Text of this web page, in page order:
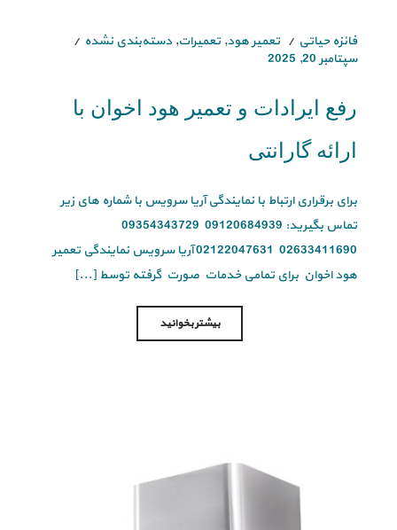
فائزه حیاتی تعمیر هود, تعمیرات, دسته‌بندی نشده
سپتامبر 20, 2025
رفع ایرادات و تعمیر هود اخوان با
ارائه گارانتی
برای برقراری ارتباط با نمایندگی آریا سرویس با شماره های زیر
02633411690 02122047631 آریا سرویس نمایندگی تعمیر
هود اخوان برای تمامی خدمات صورت گرفته توسط [...]
بیشتر بخوانید